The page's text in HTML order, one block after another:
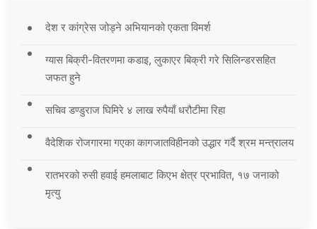
देश र कांग्रेस जोड्ने अभियानको एकता विमर्श
ग्यास बिक्री-वितरणमा कडाइ, लुकाएर बिक्री गरे सिलिन्डरसहित
जफत हुने
सचिव डण्डुराज घिमिरे ४ लाख रुपैयाँ धरौटीमा रिहा
वैदेशिक रोजगारमा गएका कागजातविहीनको उद्धार गर्दै श्रम मन्त्रालय
रातभरको रुसी हवाई हमलाबाट किएभ क्षेत्र प्रभावित, १७ जनाको
मृत्यु